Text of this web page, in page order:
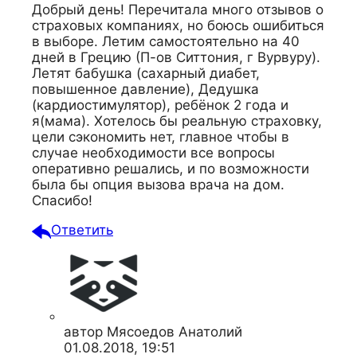
Добрый день! Перечитала много отзывов о
страховых компаниях, но боюсь ошибиться
в выборе. Летим самостоятельно на 40
дней в Грецию (П-ов Ситтония, г Вурвуру).
Летят бабушка (сахарный диабет,
повышенное давление), Дедушка
(кардиостимулятор), ребёнок 2 года и
я(мама). Хотелось бы реальную страховку,
цели сэкономить нет, главное чтобы в
случае необходимости все вопросы
оперативно решались, и по возможности
была бы опция вызова врача на дом.
Спасибо!
Ответить
автор Мясоедов Анатолий
01.08.2018, 19:51